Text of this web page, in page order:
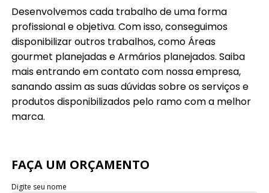
Desenvolvemos cada trabalho de uma forma
profissional e objetiva. Com isso, conseguimos
disponibilizar outros trabalhos, como Áreas
gourmet planejadas e Armários planejados. Saiba
mais entrando em contato com nossa empresa,
sanando assim as suas dúvidas sobre os serviços e
produtos disponibilizados pelo ramo com a melhor
marca.
FAÇA UM ORÇAMENTO
Digite seu nome